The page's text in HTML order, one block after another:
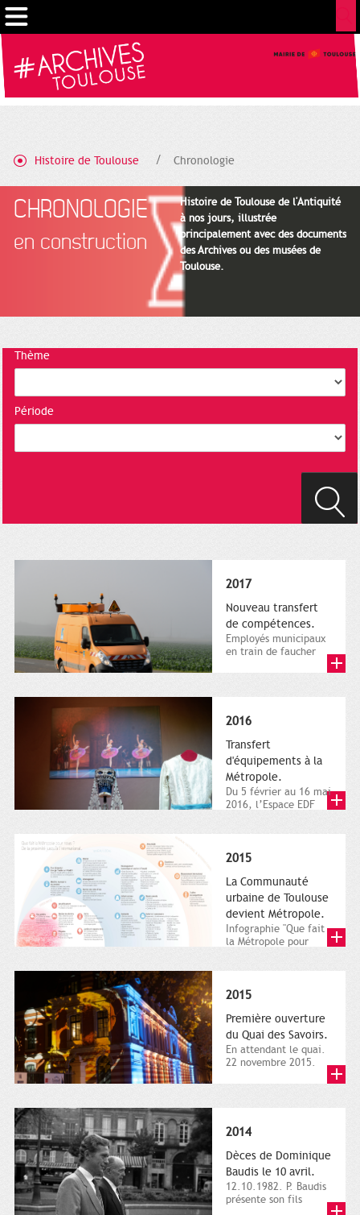
Histoire de Toulouse Chronologie
CHRONOLOGIE
en construction
Histoire de Toulouse de l'Antiquité
à nos jours, illustrée
principalement avec des documents
des Archives ou des musées de
Toulouse.
Thème
Période
2017
Nouveau transfert
de compétences.
Employés municipaux
en train de faucher
2016
Transfert
d'équipements à la
Métropole.
Du 5 février au 16 mai
2016, l’Espace EDF
2015
La Communauté
urbaine de Toulouse
devient Métropole.
Infographie "Que fait
la Métropole pour
2015
Première ouverture
du Quai des Savoirs.
En attendant le quai.
22 novembre 2015.
2014
Dèces de Dominique
Baudis le 10 avril.
12.10.1982. P. Baudis
présente son fils
Gestion de vos préférences sur les cookies